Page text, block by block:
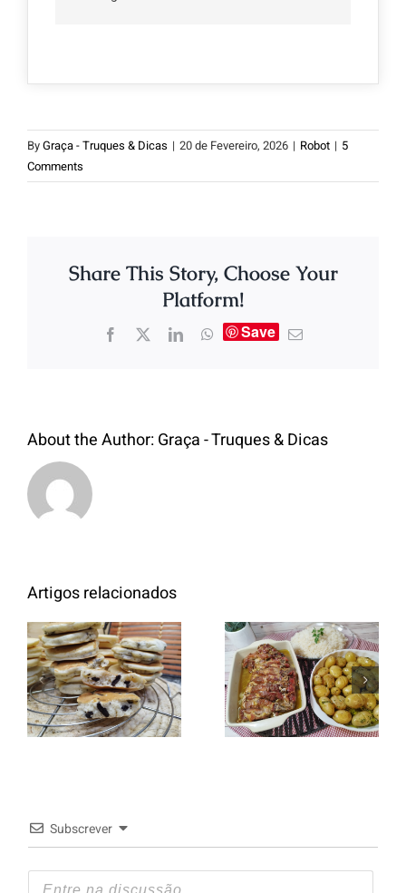
ByGraça - Truques & Dicas | 20 de Fevereiro, 2026 | Robot | 5
Comments
Share This Story, Choose Your
Platform!
Save
About the Author:Graça - Truques & Dicas
Artigos relacionados
Panquecas
com Oreo
Entrecosto
italiano c/
batata a
murro e
Subscrever